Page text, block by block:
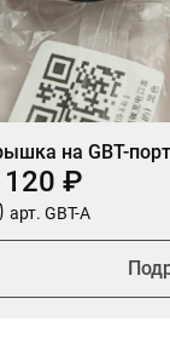
на GBT-
120 ₽
арт. GBT-A